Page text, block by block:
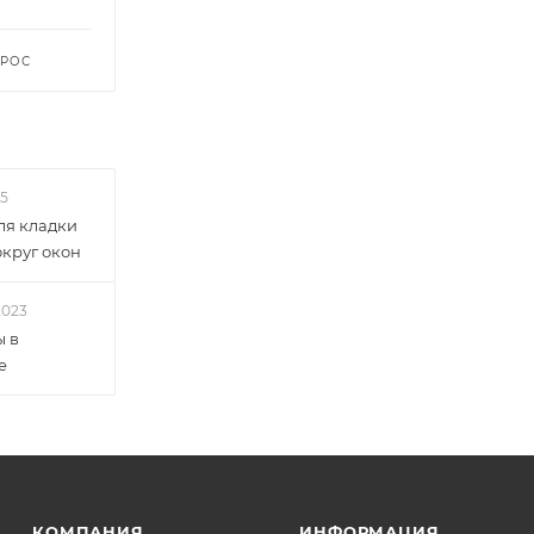
кладки
окон
в